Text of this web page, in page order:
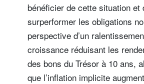
bénéficier de cette situation et
surperformer les obligations
perspective d’un
croissance réduisant les
des bons du Trésor à 10 ans,
que l’inflation implicite